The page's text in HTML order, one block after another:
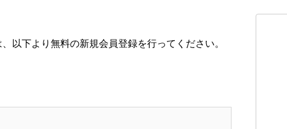
以下より無料の新規会員登録を行ってください。